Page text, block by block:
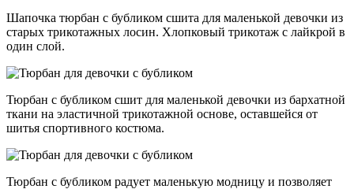
Шапочка тюрбан с бубликом сшита для маленькой девочки из
старых трикотажных лосин. Хлопковый трикотаж с лайкрой в
один слой.
Тюрбан с бубликом сшит для маленькой девочки из бархатной
ткани на эластичной трикотажной основе, оставшейся от
шитья спортивного костюма.
Тюрбан с бубликом радует маленькую модницу и позволяет